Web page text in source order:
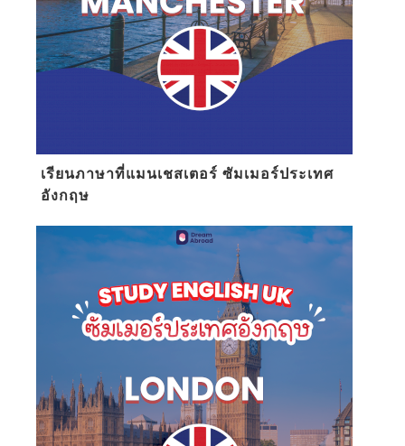
เรียนภาษาที่แมนเชสเตอร์ ซัมเมอร์ประเทศ
อังกฤษ